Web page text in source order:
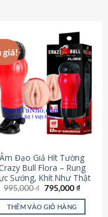
giá!
Âm Đạo Giả Hít Tường
Bull Flora – Rung
Sướng, Khít Như Thật
995,000₫ Giá
là:
995,000 ₫.
795,000₫Giá
tại
THÊM VÀO GIỎ HÀNG